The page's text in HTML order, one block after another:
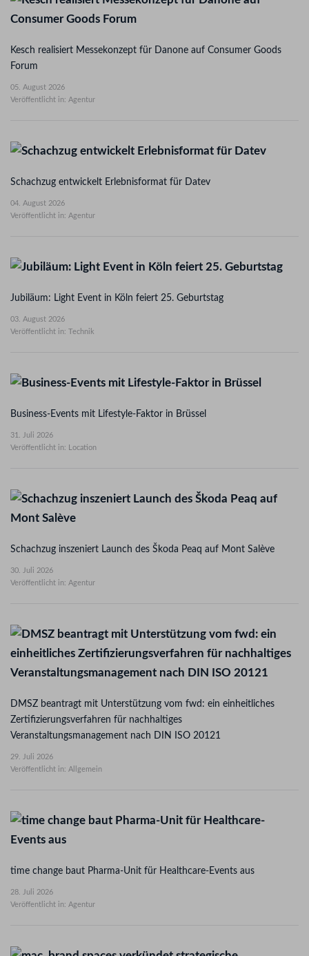
Kesch realisiert Messekonzept für Danone auf Consumer Goods
Forum
05. August 2026
Veröffentlicht in: Agentur
Schachzug entwickelt Erlebnisformat für Datev
04. August 2026
Veröffentlicht in: Agentur
Jubiläum: Light Event in Köln feiert 25. Geburtstag
03. August 2026
Veröffentlicht in: Technik
Business-Events mit Lifestyle-Faktor in Brüssel
31. Juli 2026
Veröffentlicht in: Location
Schachzug inszeniert Launch des Škoda Peaq auf Mont Salève
30. Juli 2026
Veröffentlicht in: Agentur
DMSZ beantragt mit Unterstützung vom fwd: ein einheitliches
Zertifizierungsverfahren für nachhaltiges
Veranstaltungsmanagement nach DIN ISO 20121
29. Juli 2026
Veröffentlicht in: Allgemein
time change baut Pharma-Unit für Healthcare-Events aus
28. Juli 2026
Veröffentlicht in: Agentur